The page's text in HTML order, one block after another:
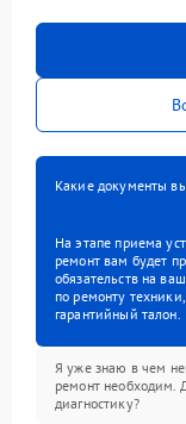
Какие документы
На этапе приема
ремонт вам будет
обязательств на
по ремонту
гарантийный талон.
Я уже знаю в чем
ремонт необходим.
диагностику?